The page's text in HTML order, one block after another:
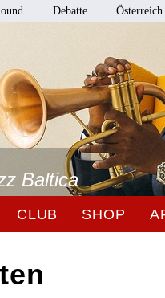
Debatte Österreich
Baltica
CLUB SHOP